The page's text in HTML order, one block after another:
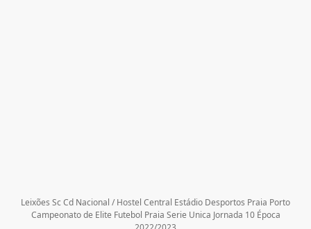
Leixões Sc Cd Nacional / Hostel Central Estádio Desportos Praia Porto
Campeonato de Elite Futebol Praia Serie Unica Jornada 10 Época